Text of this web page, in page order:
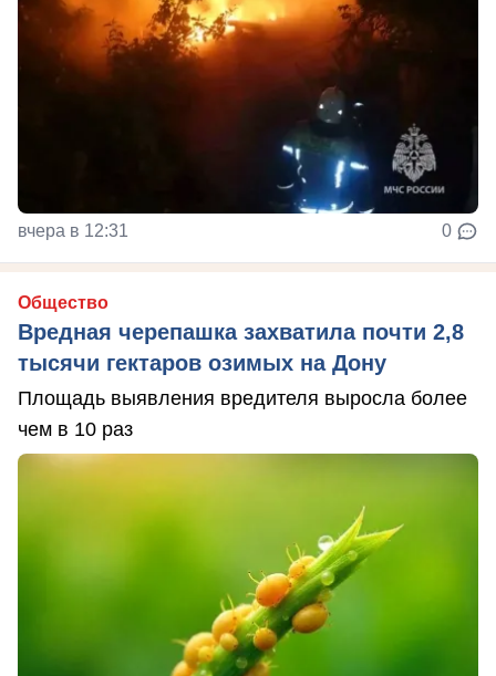
вчера в 12:31 0
Общество
Вредная черепашка захватила почти 2,8
тысячи гектаров озимых на Дону
Площадь выявления вредителя выросла более
чем в 10 раз